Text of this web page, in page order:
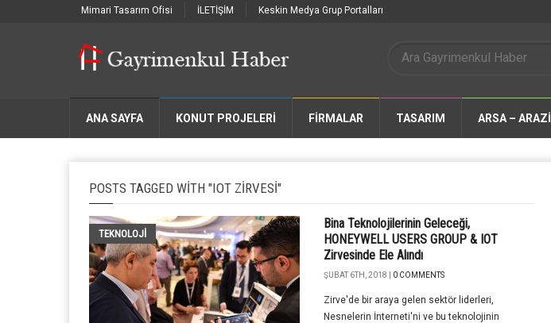
Mimari Tasarım Ofisi İLETİŞİM Keskin Medya Grup Portalları
ANA SAYFA KONUT PROJELERİ FIRMALAR TASARIM ARSA – ARAZİ
POSTS TAGGED WITH "IOT ZIRVESI"
TEKNOLOJİ
Bina Teknolojilerinin Geleceği,
HONEYWELL USERS GROUP & IOT
Zirvesinde Ele Alındı
ŞUBAT 6TH, 2018 | 0 COMMENTS
Zirve'de bir araya gelen sektör liderleri,
Nesnelerin İnterneti'ni ve bu teknolojinin